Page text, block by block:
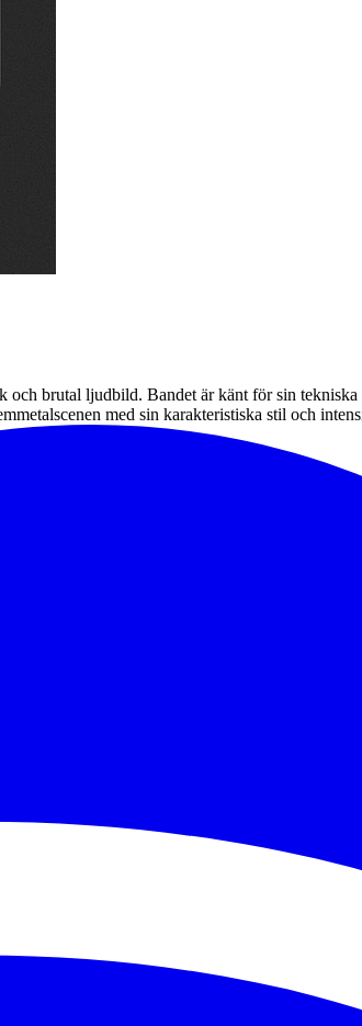
brutal ljudbild. Bandet är känt för sin
med sin karakteristiska stil och